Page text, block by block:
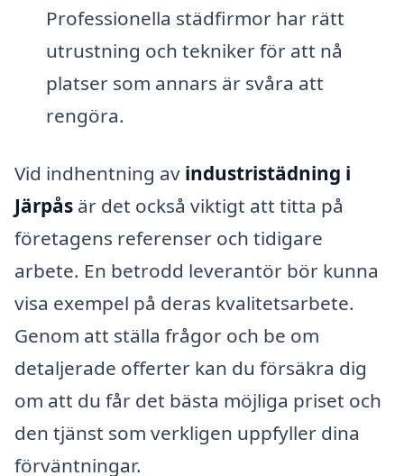
Professionella städfirmor har rätt
utrustning och tekniker för att nå
platser som annars är svåra att
rengöra.
Vid indhentning av industristädning i
Järpås är det också viktigt att titta på
företagens referenser och tidigare
arbete. En betrodd leverantör bör kunna
visa exempel på deras kvalitetsarbete.
Genom att ställa frågor och be om
detaljerade offerter kan du försäkra dig
om att du får det bästa möjliga priset och
den tjänst som verkligen uppfyller dina
förväntningar.